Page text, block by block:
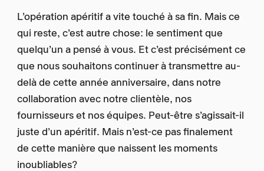
L’opération apéritif a vite touché à sa fin. Mais ce
qui reste, c’est autre chose: le sentiment que
quelqu’un a pensé à vous. Et c’est précisément ce
que nous souhaitons continuer à transmettre au-
delà de cette année anniversaire, dans notre
collaboration avec notre clientèle, nos
fournisseurs et nos équipes. Peut-être s’agissait-il
juste d’un apéritif. Mais n’est-ce pas finalement
de cette manière que naissent les moments
inoubliables?